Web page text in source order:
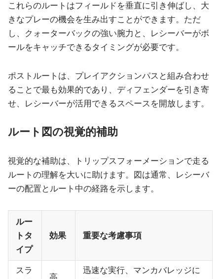
これらのルートはフィールドを垂直に引き伸ばし、大
きなプレーの機会を生み出すことができます。ただ
し、クォーターバックの強い腕力と、レシーバーがボ
ールをキャッチできるタイミングが必要です。
ポストルートは、プレイアクションパスと組み合わせ
ることで最も効果的であり、ディフェンダーを引き寄
せ、レシーバーが活用できるスペースを開放します。
ルート図の視覚的補助
視覚的な補助は、トリップスフォーメーションで走る
ルートの理解を大いに助けます。図は通常、レシーバ
ーの配置とルート中の経路を示します。
ルー
トタ
イプ
効果 重要な考慮事項
スラ
迅速な実行、マンカバレッジに